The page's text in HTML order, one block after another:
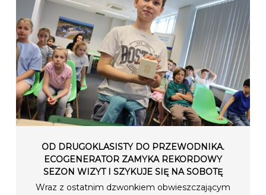
OD DRUGOKLASISTY DO PRZEWODNIKA.
ECOGENERATOR ZAMYKA REKORDOWY
SEZON WIZYT I SZYKUJE SIĘ NA SOBOTĘ
Wraz z ostatnim dzwonkiem obwieszczającym